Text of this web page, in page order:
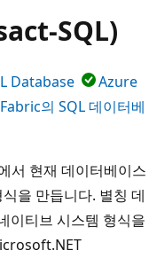
SQL)
Database
Azure
의 SQL 데이터베
서 현재 데이터베이스
을 만듭니다. 별칭 데
이티브 시스템 형식을